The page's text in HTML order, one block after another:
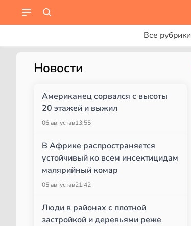
Все рубрики
Новости
Американец сорвался с высоты
20 этажей и выжил
06 августав13:55
В Африке распространяется
устойчивый ко всем инсектицидам
малярийный комар
05 августав21:42
Люди в районах с плотной
застройкой и деревьями реже